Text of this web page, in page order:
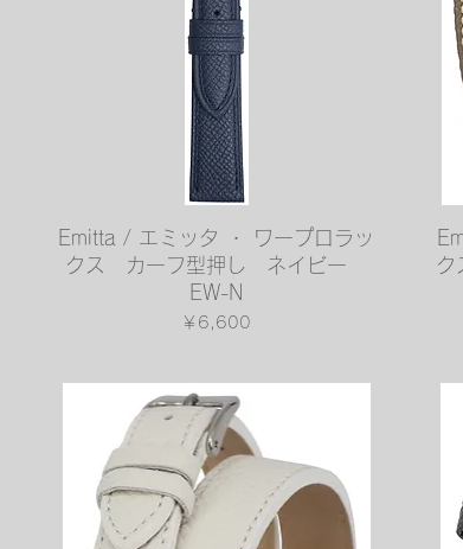
クイックビュー
Emitta / エミッタ ・ ワープロラッ
クス カーフ型押し ネイビー
EW-N
価格
￥6,600